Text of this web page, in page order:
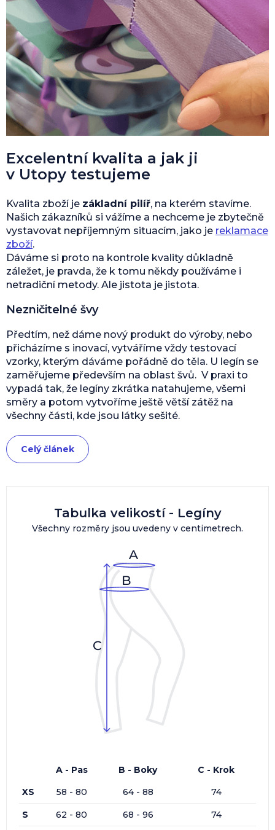
Tabulka velikostí - Legíny
Všechny rozměry jsou uvedeny v centimetrech.
A - Pas B - Boky
C - Krok
XS
58 - 80 64 - 88 74
S 62 - 80 68 - 96 74
Excelentní kvalita a jak ji
v Utopy testujeme
Kvalita zboží je základní pilíř, na kterém stavíme.
Našich zákazníků si vážíme a nechceme je zbytečně
vystavovat nepříjemným situacím, jako je reklamace
zboží.
Dáváme si proto na kontrole kvality důkladně
záležet, je pravda, že k tomu někdy používáme i
netradiční metody. Ale jistota je jistota.
Nezničitelné švy
Předtím, než dáme nový produkt do výroby, nebo
přicházíme s inovací, vytváříme vždy testovací
vzorky, kterým dáváme pořádně do těla. U legín se
zaměřujeme především na oblast švů. V praxi to
vypadá tak, že legíny zkrátka natahujeme, všemi
směry a potom vytvoříme ještě větší zátěž na
všechny části, kde jsou látky sešité.
Celý článek